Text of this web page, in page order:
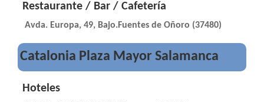
Restaurante / Bar / Cafetería
Avda. Europa, 49, Bajo.Fuentes de Oñoro (37480)
Catalonia Plaza Mayor Salamanca
Hoteles